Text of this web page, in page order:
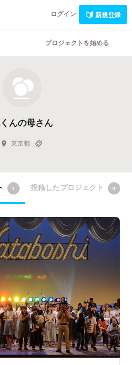
ログイン 新規登録
プロジェクトを始める
んの母さん
東京都
1 投稿したプロジェクト 0